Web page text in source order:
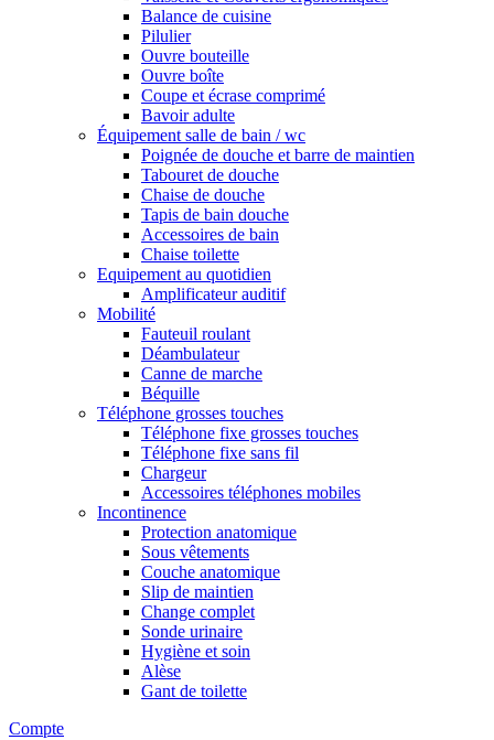
Balance de cuisine
Pilulier
Ouvre bouteille
Ouvre boîte
Coupe et écrase comprimé
Bavoir adulte
Équipement salle de bain / wc
Poignée de douche et barre de maintien
Tabouret de douche
Chaise de douche
Tapis de bain douche
Accessoires de bain
Chaise toilette
Equipement au quotidien
Amplificateur auditif
Mobilité
Fauteuil roulant
Déambulateur
Canne de marche
Béquille
Téléphone grosses touches
Téléphone fixe grosses touches
Téléphone fixe sans fil
Chargeur
Accessoires téléphones mobiles
Incontinence
Protection anatomique
Sous vêtements
Couche anatomique
Slip de maintien
Change complet
Sonde urinaire
Hygiène et soin
Alèse
Gant de toilette
Compte